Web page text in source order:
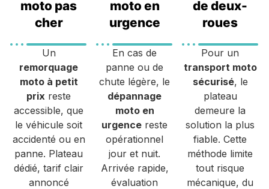
moto pas
cher
Un
remorquage
moto à petit
prix reste
accessible, que
le véhicule soit
accidenté ou en
panne. Plateau
dédié, tarif clair
annoncé
moto en
urgence
En cas de
panne ou de
chute légère, le
dépannage
moto en
urgence reste
opérationnel
jour et nuit.
Arrivée rapide,
évaluation
de deux-
roues
Pour un
transport moto
sécurisé, le
plateau
demeure la
solution la plus
fiable. Cette
méthode limite
tout risque
mécanique, du